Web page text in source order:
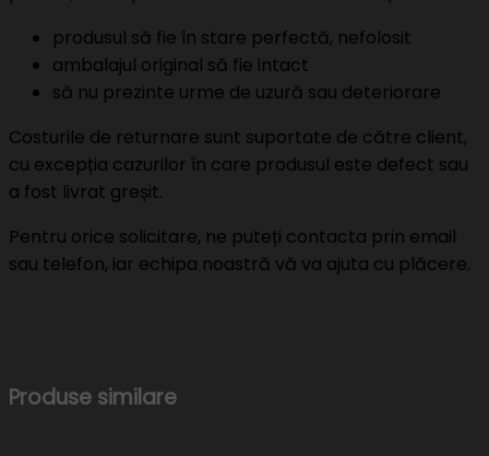
produsul să fie în stare perfectă, nefolosit
ambalajul original să fie intact
să nu prezinte urme de uzură sau deteriorare
Costurile de returnare sunt suportate de către client,
cu excepția cazurilor în care produsul este defect sau
a fost livrat greșit.
Pentru orice solicitare, ne puteți contacta prin email
sau telefon, iar echipa noastră vă va ajuta cu plăcere.
Produse similare